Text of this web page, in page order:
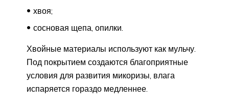
хвоя;
сосновая щепа, опилки.
Хвойные материалы используют как мульчу.
Под покрытием создаются благоприятные
условия для развития микоризы, влага
испаряется гораздо медленнее.